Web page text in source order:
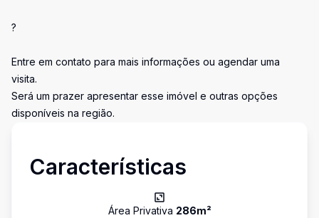
?
Entre em contato para mais informações ou agendar uma
visita.
Será um prazer apresentar esse imóvel e outras opções
disponíveis na região.
Características
Área Privativa 286m²